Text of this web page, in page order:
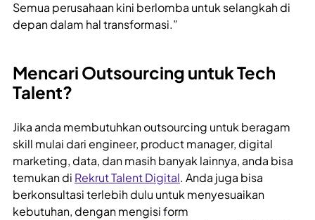
Semua perusahaan kini berlomba untuk selangkah di
depan dalam hal transformasi.”
Mencari Outsourcing untuk Tech
Talent?
Jika anda membutuhkan outsourcing untuk beragam
skill mulai dari engineer, product manager, digital
marketing, data, dan masih banyak lainnya, anda bisa
temukan di Rekrut Talent Digital. Anda juga bisa
berkonsultasi terlebih dulu untuk menyesuaikan
kebutuhan, dengan mengisi form